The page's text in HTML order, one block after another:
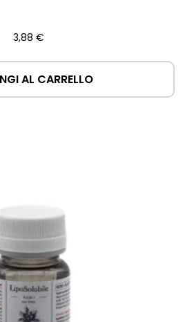
3,88 €
AL CARRELLO